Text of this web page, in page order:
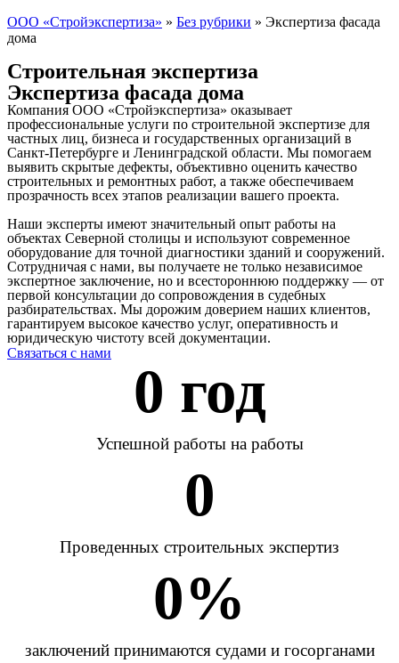
ООО «Стройэкспертиза» » Без рубрики » Экспертиза фасада
дома
Строительная экспертиза
Экспертиза фасада дома
Компания ООО «Стройэкспертиза» оказывает
профессиональные услуги по строительной экспертизе для
частных лиц, бизнеса и государственных организаций в
Санкт-Петербурге и Ленинградской области. Мы помогаем
выявить скрытые дефекты, объективно оценить качество
строительных и ремонтных работ, а также обеспечиваем
прозрачность всех этапов реализации вашего проекта.
Наши эксперты имеют значительный опыт работы на
объектах Северной столицы и используют современное
оборудование для точной диагностики зданий и сооружений.
Сотрудничая с нами, вы получаете не только независимое
экспертное заключение, но и всестороннюю поддержку — от
первой консультации до сопровождения в судебных
разбирательствах. Мы дорожим доверием наших клиентов,
гарантируем высокое качество услуг, оперативность и
юридическую чистоту всей документации.
Связаться с нами
0 год
Успешной работы на работы
0
Проведенных строительных экспертиз
0%
заключений принимаются судами и госорганами